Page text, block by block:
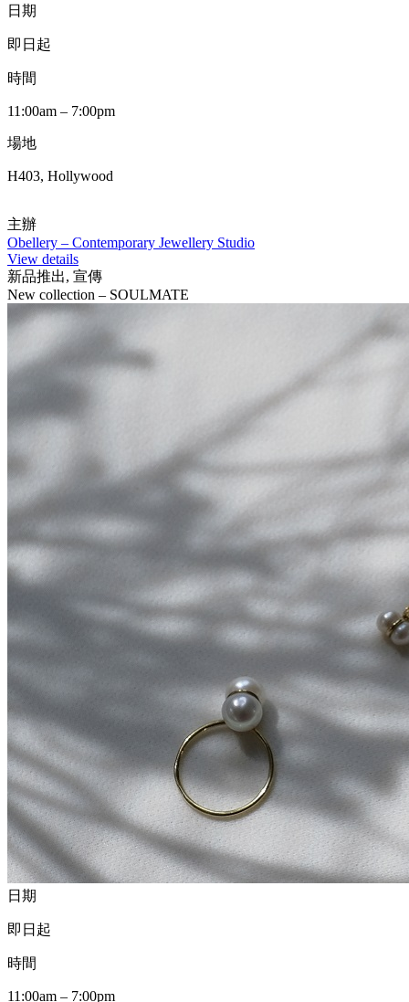
日期
即日起
時間
11:00am – 7:00pm
場地
H403, Hollywood
主辦
Obellery – Contemporary Jewellery Studio
View details
新品推出, 宣傳
New collection – SOULMATE
日期
即日起
時間
11:00am – 7:00pm